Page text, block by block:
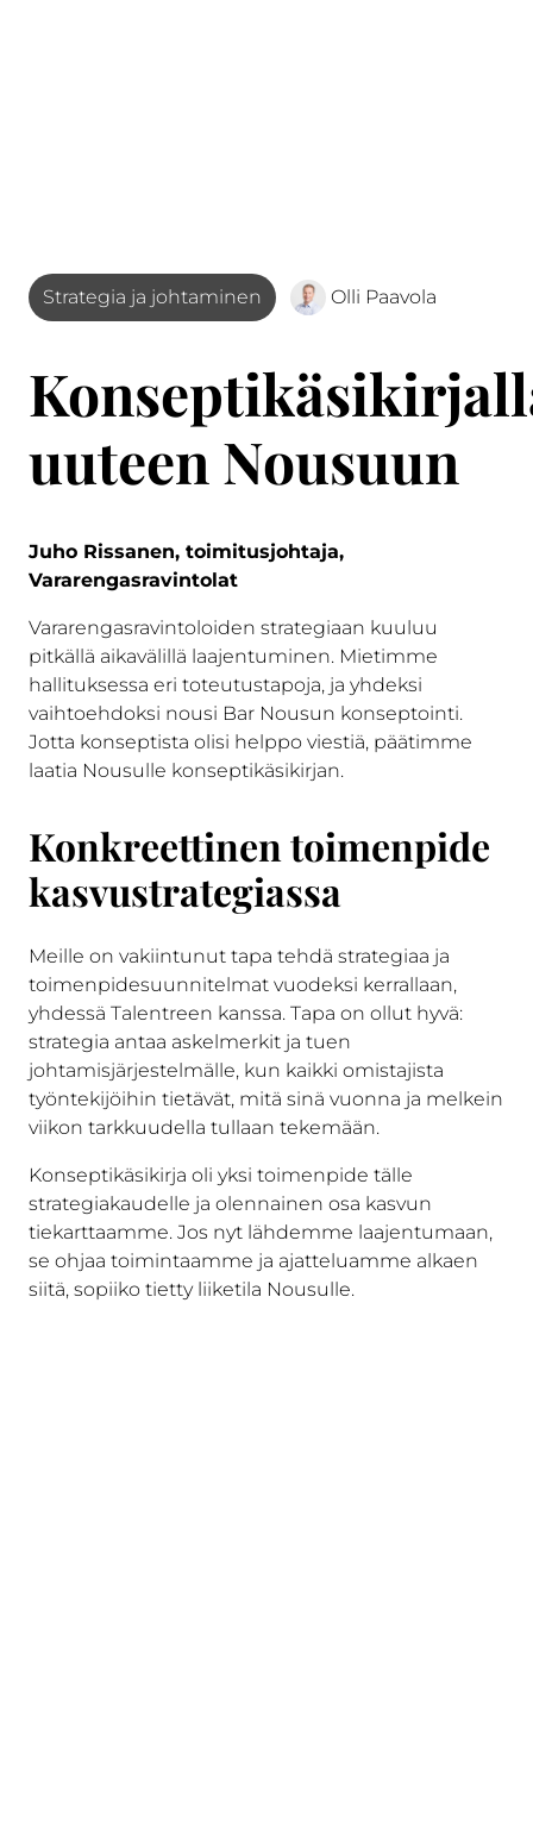
Strategia ja johtaminen Olli Paavola
uuteen Nousuun
Juho Rissanen, toimitusjohtaja,
Vararengasravintolat
Vararengasravintoloiden strategiaan kuuluu
pitkällä aikavälillä laajentuminen. Mietimme
hallituksessa eri toteutustapoja, ja yhdeksi
vaihtoehdoksi nousi Bar Nousun konseptointi.
Jotta konseptista olisi helppo viestiä, päätimme
laatia Nousulle konseptikäsikirjan.
Konkreettinen toimenpide
kasvustrategiassa
Meille on vakiintunut tapa tehdä strategiaa ja
toimenpidesuunnitelmat vuodeksi kerrallaan,
yhdessä Talentreen kanssa. Tapa on ollut hyvä:
strategia antaa askelmerkit ja tuen
johtamisjärjestelmälle, kun kaikki omistajista
työntekijöihin tietävät, mitä sinä vuonna ja melkein
viikon tarkkuudella tullaan tekemään.
Konseptikäsikirja oli yksi toimenpide tälle
strategiakaudelle ja olennainen osa kasvun
tiekarttaamme. Jos nyt lähdemme laajentumaan,
se ohjaa toimintaamme ja ajatteluamme alkaen
siitä, sopiiko tietty liiketila Nousulle.